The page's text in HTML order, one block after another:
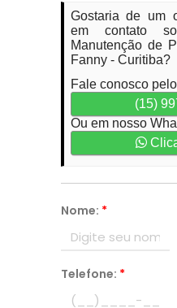
Gostaria de um
em contato
Manutenção de
Fanny - Curitiba?
Fale conosco
(15)
Ou em nosso
Nome: *
Telefone: *